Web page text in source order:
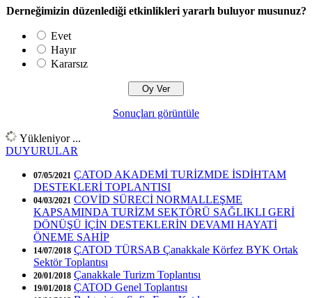
Derneğimizin düzenlediği etkinlikleri yararlı buluyor musunuz?
Evet
Hayır
Kararsız
Sonuçları görüntüle
Yükleniyor ...
DUYURULAR
07/05/2021 ÇATOD AKADEMİ TURİZMDE İSDİHTAM
DESTEKLERİ TOPLANTISI
04/03/2021 COVİD SÜRECİ NORMALLEŞME
KAPSAMINDA TURİZM SEKTÖRÜ SAĞLIKLI GERİ
DÖNÜŞÜ İÇİN DESTEKLERİN DEVAMI HAYATİ
ÖNEME SAHİP
14/07/2018 ÇATOD TÜRSAB Çanakkale Körfez BYK Ortak
Sektör Toplantısı
20/01/2018 Çanakkale Turizm Toplantısı
19/01/2018 ÇATOD Genel Toplantısı